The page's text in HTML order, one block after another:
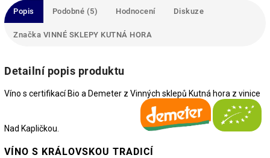
Popis Podobné (5) Hodnocení Diskuze
Značka VINNÉ SKLEPY KUTNÁ HORA
Detailní popis produktu
Víno s certifikací Bio a Demeter z Vinných sklepů Kutná hora z vinice
Nad Kapličkou.
VÍNO S KRÁLOVSKOU TRADICÍ